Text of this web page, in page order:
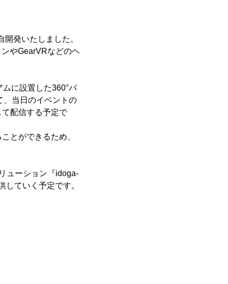
発いたしました。
やGearVRなどのヘ
に設置した360°パ
、当日のイベントの
配信する予定で
とができるため、
ューション『idoga-
ていく予定です。